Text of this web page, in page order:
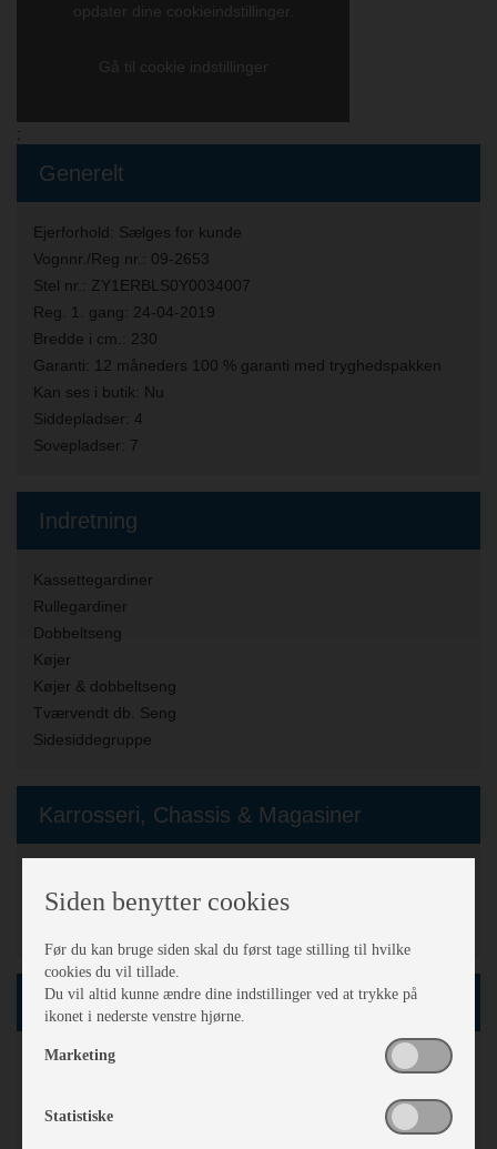
opdater dine cookieindstillinger.
Gå til cookie indstillinger
;
Generelt
Ejerforhold: Sælges for kunde
Vognnr./Reg nr.: 09-2653
Stel nr.: ZY1ERBLS0Y0034007
Reg. 1. gang: 24-04-2019
Bredde i cm.: 230
Garanti: 12 måneders 100 % garanti med tryghedspakken
Kan ses i butik: Nu
Siddepladser: 4
Sovepladser: 7
Indretning
Kassettegardiner
Rullegardiner
Dobbeltseng
Køjer
Køjer & dobbeltseng
Tværvendt db. Seng
Sidesiddegruppe
Karrosseri, Chassis & Magasiner
Stor tagluge
Køkken - Bad & Toilet
Toiletrum
Brusebund
Siden benytter cookies
Før du kan bruge siden skal du først tage stilling til hvilke
cookies du vil tillade.
Du vil altid kunne ændre dine indstillinger ved at trykke på
ikonet i nederste venstre hjørne.
Marketing
Statistiske